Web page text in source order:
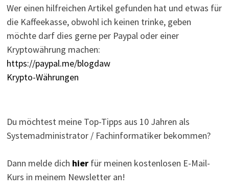
Wer einen hilfreichen Artikel gefunden hat und etwas für
die Kaffeekasse, obwohl ich keinen trinke, geben
möchte darf dies gerne per Paypal oder einer
Kryptowährung machen:
https://paypal.me/blogdaw
Krypto-Währungen
Du möchtest meine Top-Tipps aus 10 Jahren als
Systemadministrator / Fachinformatiker bekommen?
Dann melde dich hierfür meinen kostenlosen E-Mail-
Kurs in meinem Newsletter an!